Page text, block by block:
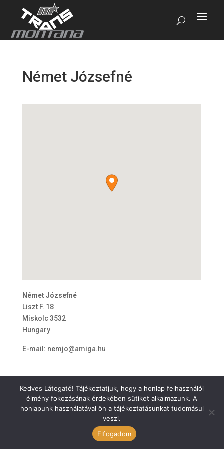
Német Józsefné
Német Józsefné
Liszt F. 18
Miskolc3532
Hungary
E-mail: nemjo@amiga.hu
ÁSZF
Kedves Látogató! Tájékoztatjuk, hogy a honlap felhasználói
élmény fokozásának érdekében sütiket alkalmazunk. A
honlapunk használatával ön a tájékoztatásunkat tudomásul
veszi.
Elfogadom